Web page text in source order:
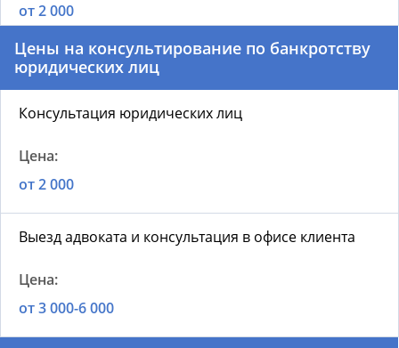
от 2 000
Цены на консультирование по банкротству
юридических лиц
Консультация юридических лиц
от 2 000
Выезд адвоката и консультация в офисе клиента
от 3 000-6 000